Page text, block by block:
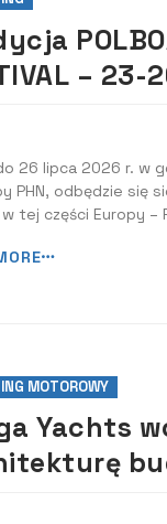
–
26 lipca 2026 r. w
PHN, odbędzie się
tej części Europy –
jachty żaglowe,
MOTOROWY
Yachts